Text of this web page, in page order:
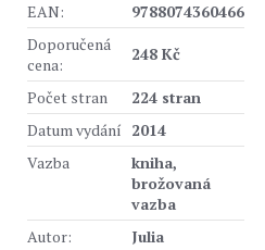
EAN:
9788074360466
Doporučená
cena:
248 Kč
Počet stran
224 stran
Datum vydání 2014
Vazba
kniha,
brožovaná
vazba
Autor:
Julia